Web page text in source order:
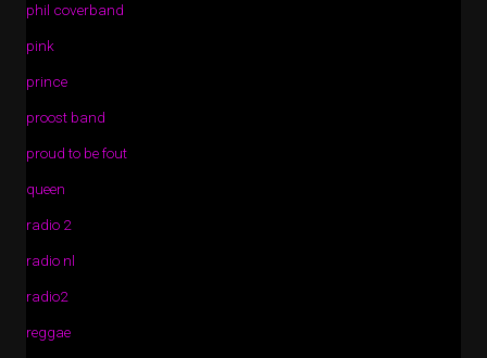
phil coverband
pink
prince
proost band
proud to be fout
queen
radio 2
radio nl
radio2
reggae